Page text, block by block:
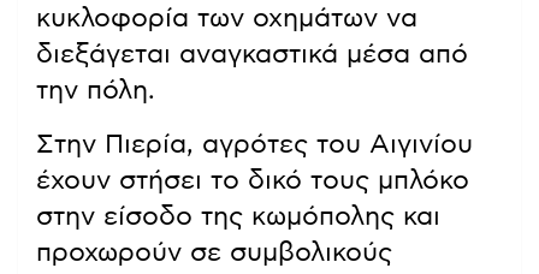
κυκλοφορία των οχημάτων να
διεξάγεται αναγκαστικά μέσα από
την πόλη.
Στην Πιερία, αγρότες του Αιγινίου
έχουν στήσει το δικό τους μπλόκο
στην είσοδο της κωμόπολης και
προχωρούν σε συμβολικούς